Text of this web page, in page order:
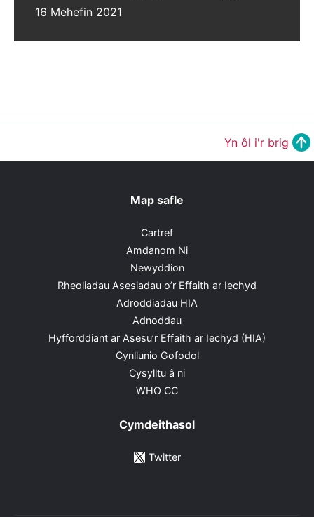
16 Mehefin 2021
Yn ôl i'r brig
Map safle
Cartref
Amdanom Ni
Newyddion
Rheoliadau Asesiadau o’r Effaith ar Iechyd
Adroddiadau HIA
Adnoddau
Hyfforddiant ar Asesu’r Effaith ar Iechyd (HIA)
Cynllunio Gofodol
Cysylltu â ni
WHO CC
Cymdeithasol
Twitter